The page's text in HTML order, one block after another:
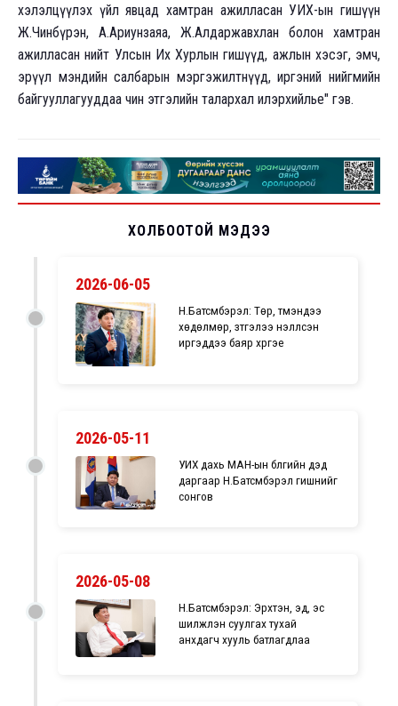
хэлэлцүүлэх үйл явцад хамтран ажилласан УИХ-ын гишүүн
Ж.Чинбүрэн, А.Ариунзаяа, Ж.Алдаржавхлан болон хамтран
ажилласан нийт Улсын Их Хурлын гишүүд, ажлын хэсэг, эмч,
эрүүл мэндийн салбарын мэргэжилтнүүд, иргэний нийгмийн
байгууллагууддаа чин этгэлийн талархал илэрхийлье" гэв.
ХОЛБООТОЙ МЭДЭЭ
2026-06-05
Н.Батсүмбэрэл: Төр, түмэндээ
хөдөлмөр, зүтгэлээ үнэлүүлсэн
иргэддээ баяр хүргэе
2026-05-11
УИХ дахь МАН-ын бүлгийн дэд
даргаар Н.Батсүмбэрэл гишүүнийг
сонгов
2026-05-08
Н.Батсүмбэрэл: Эрхтэн, эд, эс
шилжүүлэн суулгах тухай
анхдагч хууль батлагдлаа